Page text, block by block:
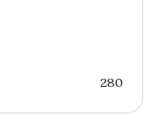
280